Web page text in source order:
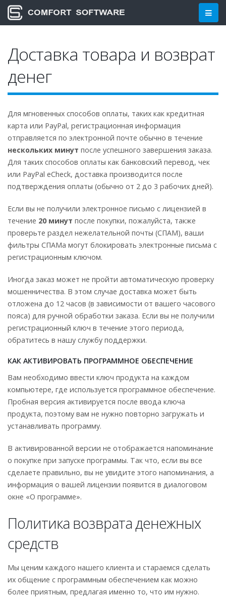
Доставка товара и возврат
денег
Для мгновенных способов оплаты, таких как кредитная
карта или PayPal, регистрационная информация
отправляется по электронной почте обычно в течение
нескольких минут после успешного завершения заказа.
Для таких способов оплаты как банковский перевод, чек
или PayPal eCheck, доставка производится после
подтверждения оплаты (обычно от 2 до 3 рабочих дней).
Если вы не получили электронное письмо с лицензией в
течение 20 минут после покупки, пожалуйста, также
проверьте раздел нежелательной почты (СПАМ), ваши
фильтры СПАМа могут блокировать электронные письма с
регистрационным ключом.
Иногда заказ может не пройти автоматическую проверку
мошенничества. В этом случае доставка может быть
отложена до 12 часов (в зависимости от вашего часового
пояса) для ручной обработки заказа. Если вы не получили
регистрационный ключ в течение этого периода,
обратитесь в нашу службу поддержки.
КАК АКТИВИРОВАТЬ ПРОГРАММНОЕ ОБЕСПЕЧЕНИЕ
Вам необходимо ввести ключ продукта на каждом
компьютере, где используется программное обеспечение.
Пробная версия активируется после ввода ключа
продукта, поэтому вам не нужно повторно загружать и
устанавливать программу.
В активированной версии не отображается напоминание
о покупке при запуске программы. Так что, если вы все
сделаете правильно, вы не увидите этого напоминания, а
информация о вашей лицензии появится в диалоговом
окне «О программе».
Политика возврата денежных
средств
Мы ценим каждого нашего клиента и стараемся сделать
их общение с программным обеспечением как можно
более приятным, предлагая именно то, что им нужно.